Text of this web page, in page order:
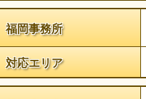
福岡事務所
対応エリア